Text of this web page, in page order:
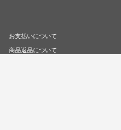
お支払いについて
商品返品について